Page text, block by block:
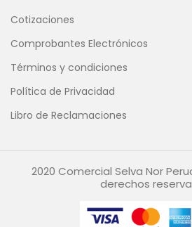
Cotizaciones
Comprobantes Electrónicos
Términos y condiciones
Política de Privacidad
Libro de Reclamaciones
2020 Comercial Selva Nor
derechos